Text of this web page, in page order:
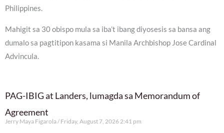
Philippines.
Mahigit sa 30 obispo mula sa iba’t ibang diyosesis sa bansa ang
dumalo sa pagtitipon kasama si Manila Archbishop Jose Cardinal
Advincula.
PAG-IBIG at Landers, lumagda sa Memorandum of
Agreement
Jerry Maya Figarola Friday, August 7, 2026 2:41 pm